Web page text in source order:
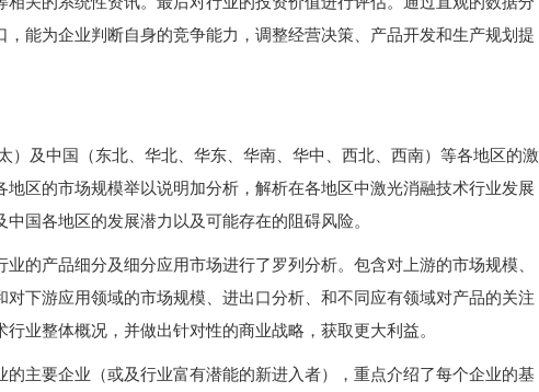
能为企业判断自身的竞争能力，调整经营决策、产品开发和生产规划提
）及中国（东北、华北、华东、华南、华中、西北、西南）等各地区的激
区的市场规模举以说明加分析，解析在各地区中激光消融技术行业发展
国各地区的发展潜力以及可能存在的阻碍风险。
的产品细分及细分应用市场进行了罗列分析。包含对上游的市场规模、
下游应用领域的市场规模、进出口分析、和不同应有领域对产品的关注
业整体概况，并做出针对性的商业战略，获取更大利益。
主要企业（或及行业富有潜能的新进入者），重点介绍了每个企业的基